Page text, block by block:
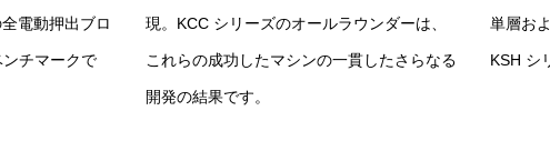
電動押出ブロ
チマークで
現。 KCC シリーズのオールラウンダーは、
これらの成功したマシンの一貫したさらなる
開発の結果です。
単層お
KSH シ